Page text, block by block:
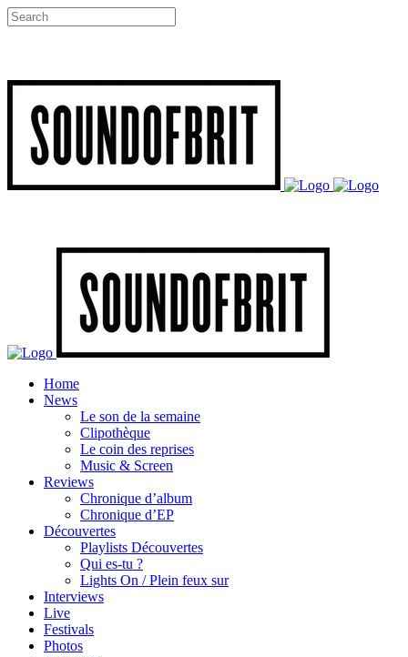
Home
News
Le son de la semaine
Clipothèque
Le coin des reprises
Music & Screen
Reviews
Chronique d’album
Chronique d’EP
Découvertes
Playlists Découvertes
Qui es-tu ?
Lights On / Plein feux sur
Interviews
Live
Festivals
Photos